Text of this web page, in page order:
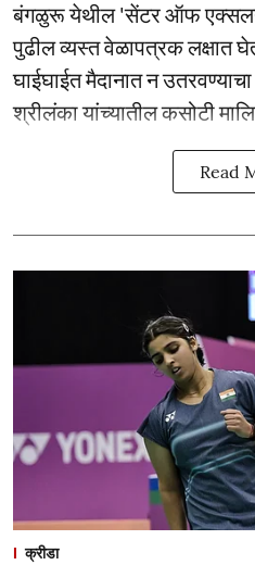
बंगळुरू येथील 'सेंटर ऑफ
पुढील व्यस्त वेळापत्रक लक्षात
घाईघाईत मैदानात न
श्रीलंका यांच्यातील कसोटी
Read
क्रीडा